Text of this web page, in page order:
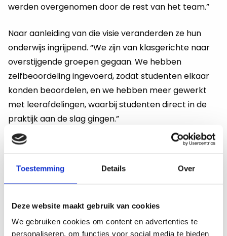
Toestemming Details Over
Deze website maakt gebruik van cookies
We gebruiken cookies om content en advertenties te
personaliseren, om functies voor social media te bieden
werden overgenomen door de rest van het team.”
Naar aanleiding van die visie veranderden ze hun
onderwijs ingrijpend. “We zijn van klasgerichte naar
overstijgende groepen gegaan. We hebben
zelfbeoordeling ingevoerd, zodat studenten elkaar
konden beoordelen, en we hebben meer gewerkt
met leerafdelingen, waarbij studenten direct in de
praktijk aan de slag gingen.”
Het effect was duidelijk merkbaar. “Je zag dat
Ze waren blij met hun opleiding en er ontond een
bepaalde vibe,” vertelt Okko enthousiast.
Er is vaak meer ruimte dan je
denkt